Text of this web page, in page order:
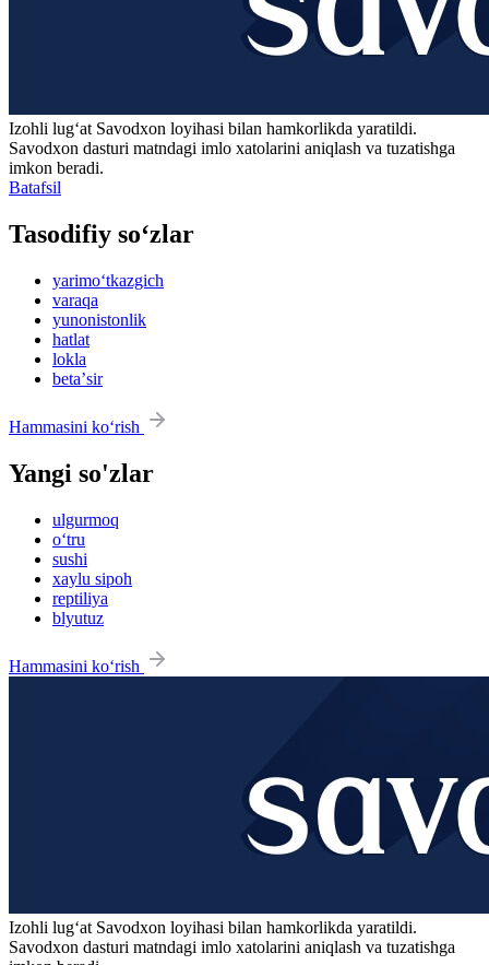
Izohli lugʻat Savodxon loyihasi bilan hamkorlikda yaratildi.
Savodxon dasturi matndagi imlo xatolarini aniqlash va tuzatishga
imkon beradi.
Batafsil
Tasodifiy so‘zlar
yarimo‘tkazgich
varaqa
yunonistonlik
hatlat
lokla
betaʼsir
Hammasini ko‘rish
Yangi so'zlar
ulgurmoq
o‘tru
sushi
xaylu sipoh
reptiliya
blyutuz
Hammasini ko‘rish
Izohli lugʻat Savodxon loyihasi bilan hamkorlikda yaratildi.
Savodxon dasturi matndagi imlo xatolarini aniqlash va tuzatishga